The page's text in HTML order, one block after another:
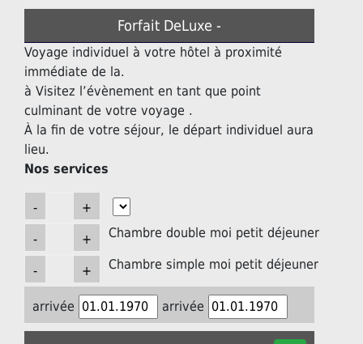
Forfait DeLuxe -
Voyage individuel à votre hôtel à proximité
immédiate de la.
à Visitez l’évènement en tant que point
culminant de votre voyage .
À la fin de votre séjour, le départ individuel aura
lieu.
Nos services
Chambre double moi petit déjeuner
Chambre simple moi petit déjeuner
arrivée arrivée